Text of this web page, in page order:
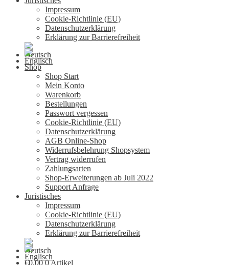
Impressum
Cookie-Richtlinie (EU)
Datenschutzerklärung
Erklärung zur Barrierefreiheit
Shop
Shop Start
Mein Konto
Warenkorb
Bestellungen
Passwort vergessen
Cookie-Richtlinie (EU)
Datenschutzerklärung
AGB Online-Shop
Widerrufsbelehrung Shopsystem
Vertrag widerrufen
Zahlungsarten
Shop-Erweiterungen ab Juli 2022
Support Anfrage
Juristisches
Impressum
Cookie-Richtlinie (EU)
Datenschutzerklärung
Erklärung zur Barrierefreiheit
€0,00 0 Artikel